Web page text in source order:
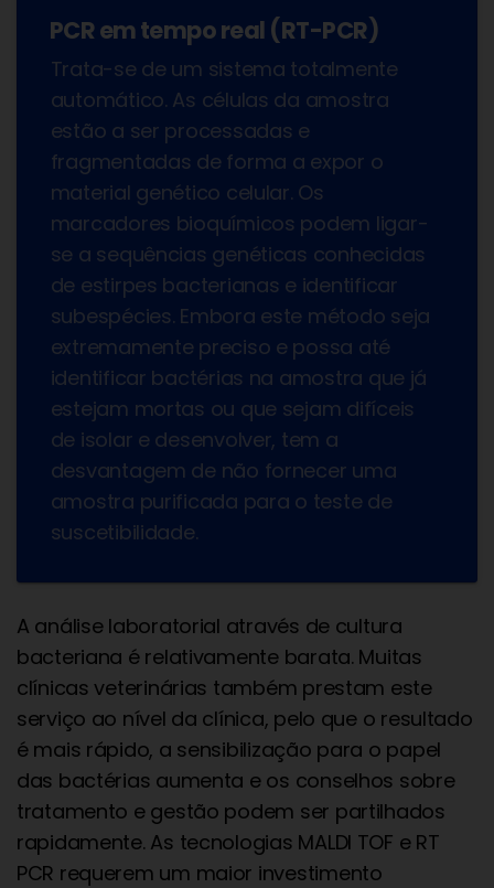
PCR em tempo real (RT-PCR)
Trata-se de um sistema totalmente
automático. As células da amostra
estão a ser processadas e
fragmentadas de forma a expor o
material genético celular. Os
marcadores bioquímicos podem ligar-
se a sequências genéticas conhecidas
de estirpes bacterianas e identificar
subespécies. Embora este método seja
extremamente preciso e possa até
identificar bactérias na amostra que já
estejam mortas ou que sejam difíceis
de isolar e desenvolver, tem a
desvantagem de não fornecer uma
amostra purificada para o teste de
suscetibilidade.
A análise laboratorial através de cultura
bacteriana é relativamente barata. Muitas
clínicas veterinárias também prestam este
serviço ao nível da clínica, pelo que o resultado
é mais rápido, a sensibilização para o papel
das bactérias aumenta e os conselhos sobre
tratamento e gestão podem ser partilhados
rapidamente. As tecnologias MALDI TOF e RT
PCR requerem um maior investimento